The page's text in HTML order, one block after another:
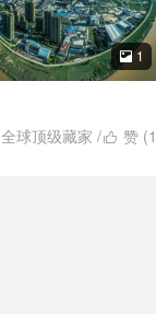
 1
 赞 (1
全球顶级藏家 /